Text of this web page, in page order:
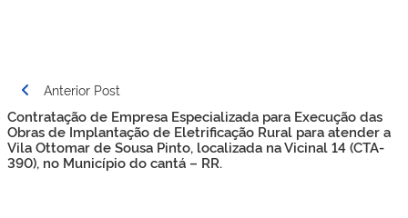
Navegação
de
Post
Anterior Post
Contratação de Empresa Especializada para Execução das
Obras de Implantação de Eletrificação Rural para atender a
Vila Ottomar de Sousa Pinto, localizada na Vicinal 14 (CTA-
390), no Município do cantá – RR.